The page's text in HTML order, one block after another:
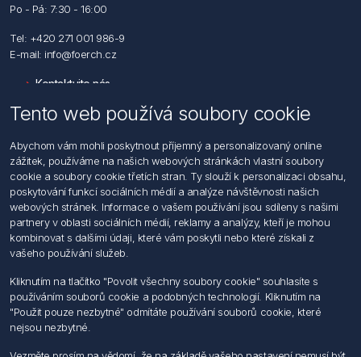
Po - Pá: 7:30 - 16:00
Tel: +420 271 001 986-9
E-mail: info@foerch.cz
Kontaktujte nás
Hledat
Dodržování předpisů
Zásady zpracování osobních údajů fyzických osob
Podmínky zasílání elektronických dokumentu
Všeobecné dodací a obchodní podmínky
Informace o nakládaní s elektroodpadem
Můj účet
Můj účet
Objednávky
Adresy
Tento web používá soubory cookie
Abychom vám mohli poskytnout příjemný a personalizovaný online
zážitek, používáme na našich webových stránkách vlastní soubory
cookie a soubory cookie třetích stran. Ty slouží k personalizaci obsahu,
poskytování funkcí sociálních médií a analýze návštěvnosti našich
webových stránek. Informace o vašem používání jsou sdíleny s našimi
partnery v oblasti sociálních médií, reklamy a analýzy, kteří je mohou
kombinovat s dalšími údaji, které vám poskytli nebo které získali z
vašeho používání služeb.
Kliknutím na tlačítko "Povolit všechny soubory cookie" souhlasíte s
používáním souborů cookie a podobných technologií. Kliknutím na
"Použit pouze nezbytné" odmítáte používání souborů cookie, které
nejsou nezbytné.